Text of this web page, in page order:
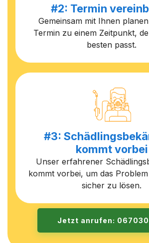
#2: Termin
Gemeinsam mit Ihnen
Termin zu einem Zeitpunkt,
besten passt.
#3:
kommt vorbei
Unser erfahrener
kommt vorbei, um das
sicher zu lösen.
Jetzt anrufen: